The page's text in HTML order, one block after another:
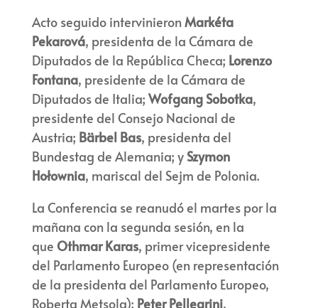
Acto seguido intervinieron Markéta
Pekarová, presidenta de la Cámara de
Diputados de la República Checa; Lorenzo
Fontana, presidente de la Cámara de
Diputados de Italia; Wofgang Sobotka,
presidente del Consejo Nacional de
Austria; Bärbel Bas, presidenta del
Bundestag de Alemania; y Szymon
Hołownia, mariscal del Sejm de Polonia.
La Conferencia se reanudó el martes por la
mañana con la segunda sesión, en la
que Othmar Karas, primer vicepresidente
del Parlamento Europeo (en representación
de la presidenta del Parlamento Europeo,
Roberta Metsola); Peter Pellegrini,